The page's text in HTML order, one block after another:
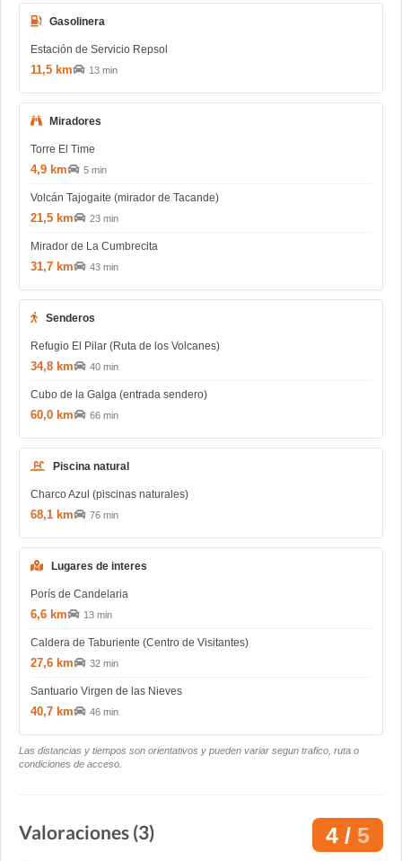
Gasolinera
Estación de Servicio Repsol
11,5 km 13 min
Miradores
Torre El Time
4,9 km 5 min
Volcán Tajogaite (mirador de Tacande)
21,5 km 23 min
Mirador de La Cumbrecita
31,7 km 43 min
Senderos
Refugio El Pilar (Ruta de los Volcanes)
34,8 km 40 min
Cubo de la Galga (entrada sendero)
60,0 km 66 min
Piscina natural
Charco Azul (piscinas naturales)
68,1 km 76 min
Lugares de interes
Porís de Candelaria
6,6 km 13 min
Caldera de Taburiente (Centro de Visitantes)
27,6 km 32 min
Santuario Virgen de las Nieves
40,7 km 46 min
Las distancias y tiempos son orientativos y pueden variar segun trafico, ruta o
condiciones de acceso.
Valoraciones (3) 4 / 5